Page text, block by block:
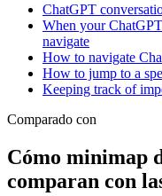
ChatGPT
When your
navigate
How to navigate
How to jump to a
Keeping track of
Comparado con
Cómo minimap
comparan con